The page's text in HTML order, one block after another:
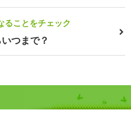
ることをチェック
つまで？